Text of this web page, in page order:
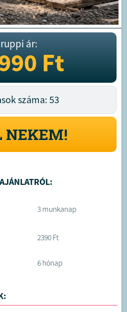
ár:
Ft
száma: 53
NEKEM!
3 munkanap
2390 Ft
6 hónap